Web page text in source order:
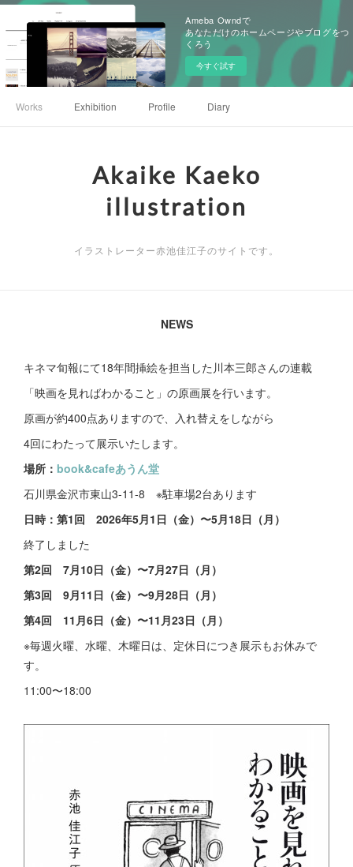
Ameba Owndで
あなただけのホームページやブログをつ
くろう
今すぐ試す
Works Exhibition Profile Diary
Akaike Kaeko
illustration
イラストレーター赤池佳江子のサイトです。
NEWS
キネマ旬報にて18年間挿絵を担当した川本三郎さんの連載
「映画を見ればわかること」の原画展を行います。
原画が約400点ありますので、入れ替えをしながら
4回にわたって展示いたします。
場所： book&cafeあうん堂
石川県金沢市東山3-11-8 ※駐車場2台あります
日時：第1回 2026年5月1日（金）〜5月18日（月）
終了しました
第2回 7月10日（金）〜7月27日（月）
第3回 9月11日（金）〜9月28日（月）
第4回 11月6日（金）〜11月23日（月）
※毎週火曜、水曜、木曜日は、定休日につき展示もお休みで
す。
11:00〜18:00